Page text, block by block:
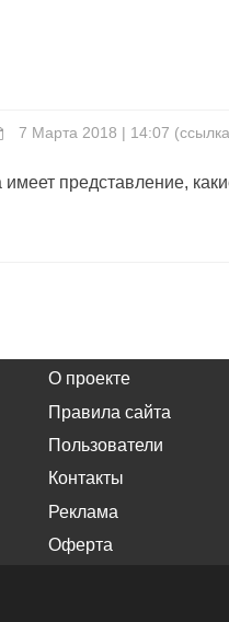
7 Марта 2018 | 14:07 (
представление,
О проекте
Правила сайта
Пользователи
Контакты
Реклама
Оферта